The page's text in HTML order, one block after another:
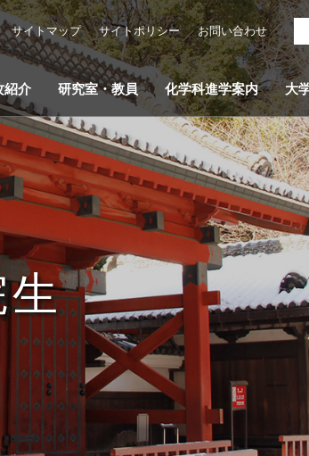
紹介 研究室・教員 化学科進学案内 大
サイトマップ サイトポリシー お問い合わせ
生